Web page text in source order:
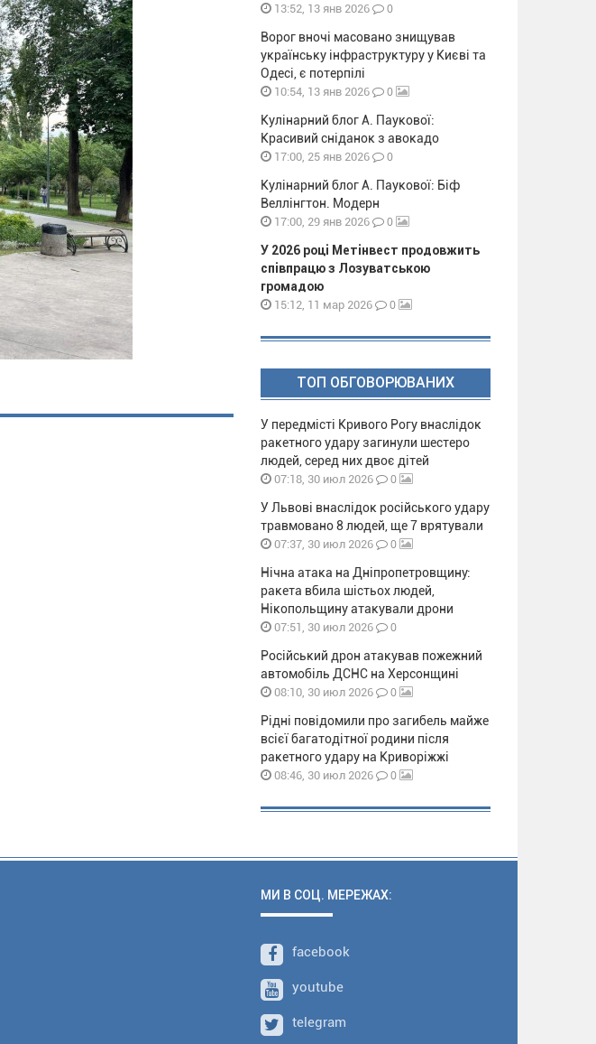
13:52, 13 янв 2026 0
Ворог вночі масовано знищував
українську інфраструктуру у Києві та
Одесі, є потерпілі
10:54, 13 янв 2026 0
Кулінарний блог А. Паукової:
Красивий сніданок з авокадо
17:00, 25 янв 2026 0
Кулінарний блог А. Паукової: Біф
Веллінгтон. Модерн
17:00, 29 янв 2026 0
У 2026 році Метінвест продовжить
співпрацю з Лозуватською
громадою
15:12, 11 мар 2026 0
ТОП ОБГОВОРЮВАНИХ
У передмісті Кривого Рогу внаслідок
ракетного удару загинули шестеро
людей, серед них двоє дітей
07:18, 30 июл 2026 0
У Львові внаслідок російського удару
травмовано 8 людей, ще 7 врятували
07:37, 30 июл 2026 0
Нічна атака на Дніпропетровщину:
ракета вбила шістьох людей,
Нікопольщину атакували дрони
07:51, 30 июл 2026 0
Російський дрон атакував пожежний
автомобіль ДСНС на Херсонщині
08:10, 30 июл 2026 0
Рідні повідомили про загибель майже
всієї багатодітної родини після
ракетного удару на Криворіжжі
08:46, 30 июл 2026 0
МИ В СОЦ. МЕРЕЖАХ:
facebook
youtube
telegram